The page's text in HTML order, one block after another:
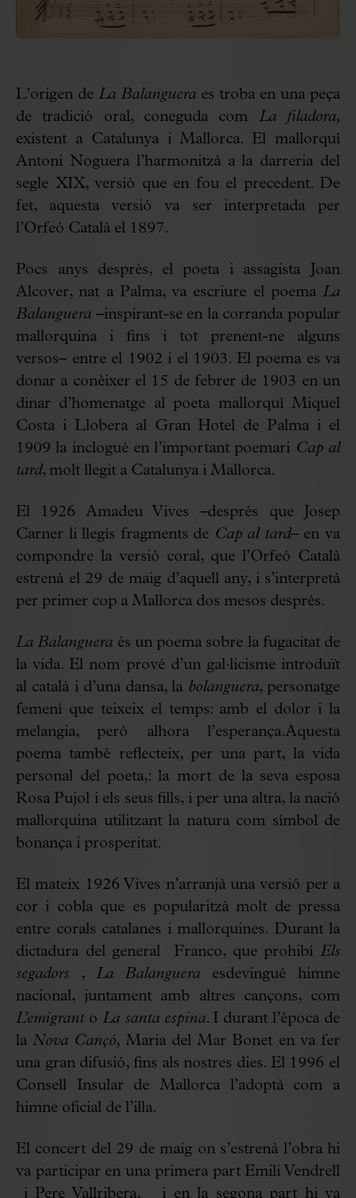
L’origen de La Balanguera es troba en una peça
de tradició oral, coneguda com La filadora,
existent a Catalunya i Mallorca. El mallorquí
Antoni Noguera l’harmonitzà a la darreria del
segle XIX, versió que en fou el precedent. De
fet, aquesta versió va ser interpretada per
l’Orfeó Català el 1897.
Pocs anys després, el poeta i assagista Joan
Alcover, nat a Palma, va escriure el poema La
Balanguera –inspirant-se en la corranda popular
mallorquina i fins i tot prenent-ne alguns
versos– entre el 1902 i el 1903. El poema es va
donar a conèixer el 15 de febrer de 1903 en un
dinar d’homenatge al poeta mallorquí Miquel
Costa i Llobera al Gran Hotel de Palma i el
1909 la inclogué en l’important poemari Cap al
tard, molt llegit a Catalunya i Mallorca.
El 1926 Amadeu Vives –després que Josep
Carner li llegís fragments de Cap al tard–en va
compondre la versió coral, que l’Orfeó Català
estrenà el 29 de maig d’aquell any, i s’interpretà
per primer cop a Mallorca dos mesos després.
La Balanguera és un poema sobre la fugacitat de
la vida. El nom prové d’un gal·licisme introduït
al català i d’una dansa, la bolanguera, personatge
femení que teixeix el temps: amb el dolor i la
melangia, però alhora l’esperança.Aquesta
poema també reflecteix, per una part, la vida
personal del poeta,: la mort de la seva esposa
Rosa Pujol i els seus fills, i per una altra, la nació
mallorquina utilitzant la natura com símbol de
bonança i prosperitat.
El mateix 1926 Vives n’arranjà una versió per a
cor i cobla que es popularitzà molt de pressa
entre corals catalanes i mallorquines. Durant la
dictadura del general Franco, que prohibí Els
segadors , La Balanguera esdevingué himne
nacional, juntament amb altres cançons, com
L’emigrant o La santa espina. I durant l’època de
laNova Cançó, Maria del Mar Bonet en va fer
una gran difusió, fins als nostres dies. El 1996 el
Consell Insular de Mallorca l’adoptà com a
himne oficial de l’illa.
El concert del 29 de maig on s’estrenà l’obra hi
va participar en una primera part Emili Vendrell
i Pere Vallribera, i en la segona part hi va